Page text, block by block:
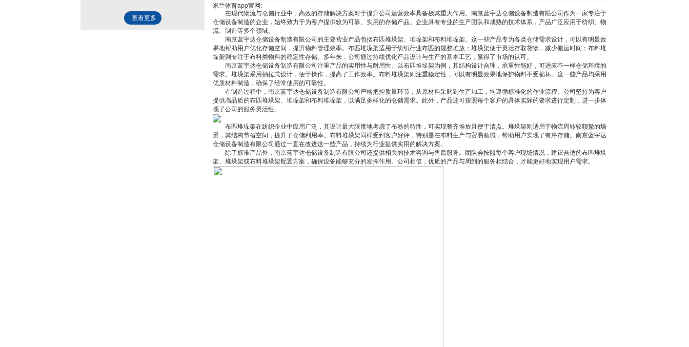
米兰体育app官网:
在现代物流与仓储行业中，高效的存储解决方案对于提升公司运营效率具备极其重大作用。南京蓝宇达仓储设备制造有限公司作为一家专注于
仓储设备制造的企业，始终致力于为客户提供较为可靠、实用的存储产品。企业具有专业的生产团队和成熟的技术体系，产品广泛应用于纺织、物
流、制造等多个领域。
南京蓝宇达仓储设备制造有限公司的主要营业产品包括布匹堆垛架、堆垛架和布料堆垛架。这一些产品专为各类仓储需求设计，可以有明显效
果地帮助用户优化存储空间，提升物料管理效率。布匹堆垛架适用于纺织行业布匹的规整堆放；堆垛架便于灵活存取货物，减少搬运时间；布料堆
垛架则专注于布料类物料的稳定性存储。多年来，公司通过持续优化产品设计与生产的基本工艺，赢得了市场的认可。
南京蓝宇达仓储设备制造有限公司注重产品的实用性与耐用性。以布匹堆垛架为例，其结构设计合理，承重性能好，可适应不一样仓储环境的
需求。堆垛架采用抽拉式设计，便于操作，提高了工作效率。布料堆垛架则注重稳定性，可以有明显效果地保护物料不受损坏。这一些产品均采用
优质材料制造，确保了经常使用的可靠性。
在制造过程中，南京蓝宇达仓储设备制造有限公司严格把控质量环节，从原材料采购到生产加工，均遵循标准化的作业流程。公司坚持为客户
提供高品质的布匹堆垛架、堆垛架和布料堆垛架，以满足多样化的仓储需求。此外，产品还可按照每个客户的具体实际的要求进行定制，进一步体
现了公司的服务灵活性。
布匹堆垛架在纺织企业中应用广泛，其设计最大限度地考虑了布卷的特性，可实现整齐堆放且便于清点。堆垛架则适用于物流周转较频繁的场
景，其结构节省空间，提升了仓储利用率。布料堆垛架同样受到客户好评，特别是在布料生产与贸易领域，帮助用户实现了有序存储。南京蓝宇达
仓储设备制造有限公司通过一直在改进这一些产品，持续为行业提供实用的解决方案。
除了标准产品外，南京蓝宇达仓储设备制造有限公司还提供相关的技术咨询与售后服务。团队会按照每个客户现场情况，建议合适的布匹堆垛
架、堆垛架或布料堆垛架配置方案，确保设备能够充分的发挥作用。公司相信，优质的产品与周到的服务相结合，才能更好地实现用户需求。
查看更多